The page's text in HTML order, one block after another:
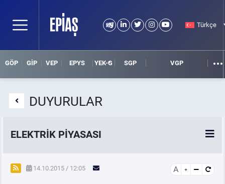
Türkçe
GÖP GİP VEP EPYS YEK-G SGP VGP
DUYURULAR
ELEKTRİK PİYASASI
SPOT ELEKTRİK PİYASALARI
14.10.2015 / 12:05 A